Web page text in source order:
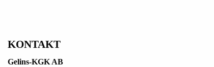
KONTAKT
Gelins-KGK AB